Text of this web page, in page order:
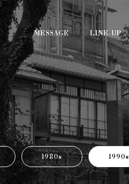
MESSAGE LINE-UP
1980s 1990s